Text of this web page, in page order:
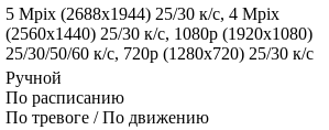
5 Mpix (2688x1944) 25/30 к/с, 4 Mpix
(2560x1440) 25/30 к/с, 1080p (1920x1080)
25/30/50/60 к/с, 720p (1280х720) 25/30 к/с
Ручной
По расписанию
По тревоге / По движению